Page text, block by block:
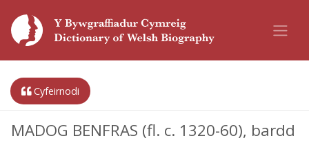
Cyfeirnodi
MADOG BENFRAS (fl. c. 1320-60), bardd